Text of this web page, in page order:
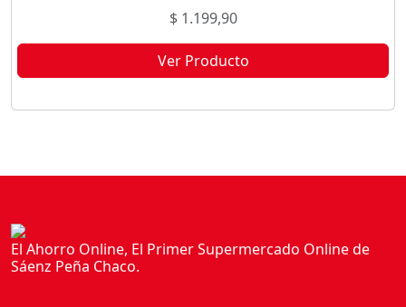
$1.199,90
Ver Producto
El Ahorro Online, El Primer Supermercado Online de
Sáenz Peña Chaco.